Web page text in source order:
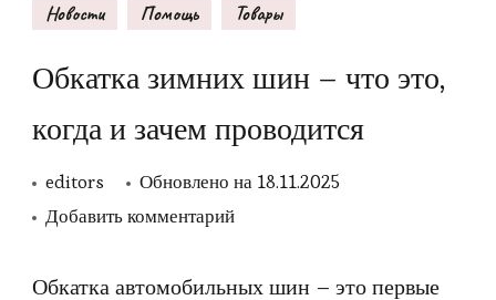
Новости Помощь Товары
Обкатка зимних шин – что это,
когда и зачем проводится
editors Обновлено на 18.11.2025
Добавить комментарийк
Обкатка
Обкатка автомобильных шин – это первые